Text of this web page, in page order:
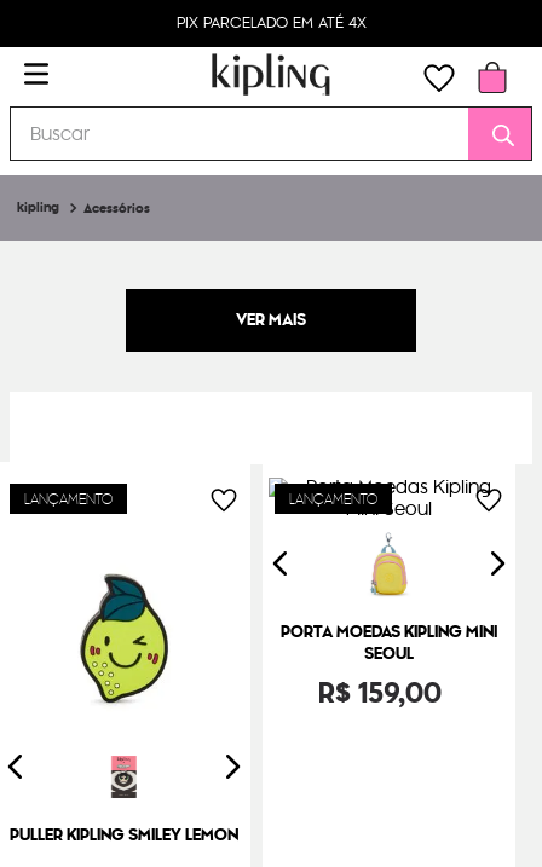
PIX PARCELADO EM ATÉ 4X
Buscar
Acessórios
LANÇAMENTO
PULLER KIPLING SMILEY LEMON
LANÇAMENTO
PORTA MOEDAS KIPLING MINI
SEOUL
R$159,00